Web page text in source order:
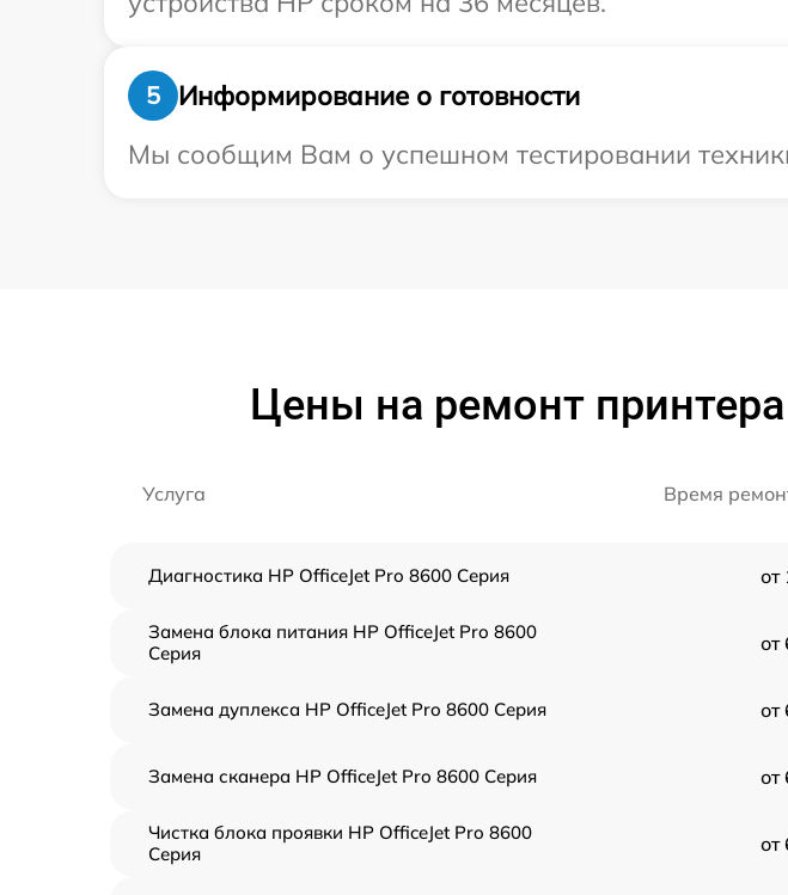
5
Информирование о готовности
Мы сообщим Вам о успешном тестировании
Цены на ремонт
Услуга Время
Диагностика HP OfficeJet Pro 8600 Серия от
Замена блока питания HP OfficeJet Pro 8600
Серия
от
Замена дуплекса HP OfficeJet Pro 8600 Серия от
Замена сканера HP OfficeJet Pro 8600 Серия от
Чистка блока проявки HP OfficeJet Pro 8600
Серия
от